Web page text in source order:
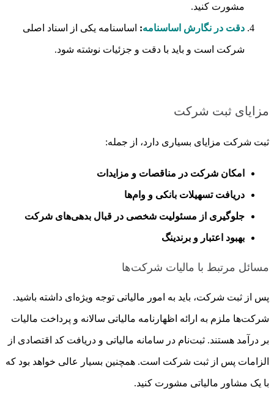
مشورت کنید.
دقت در نگارش اساسنامه: اساسنامه یکی از اسناد اصلی
شرکت است و باید با دقت و جزئیات نوشته شود.
مزایای ثبت شرکت
ثبت شرکت مزایای بسیاری دارد، از جمله:
امکان شرکت در مناقصات و مزایدات
دریافت تسهیلات بانکی و وام‌ها
جلوگیری از مسئولیت شخصی در قبال بدهی‌های شرکت
بهبود اعتبار و برندینگ
مسائل مرتبط با مالیات شرکت‌ها
پس از ثبت شرکت، باید به امور مالیاتی توجه ویژه‌ای داشته باشید.
شرکت‌ها ملزم به ارائه اظهارنامه مالیاتی سالانه و پرداخت مالیات
بر درآمد هستند. ثبت‌نام در سامانه مالیاتی و دریافت کد اقتصادی از
الزامات پس از ثبت شرکت است. همچنین بسیار عالی خواهد بود که
با یک مشاور مالیاتی مشورت کنید.